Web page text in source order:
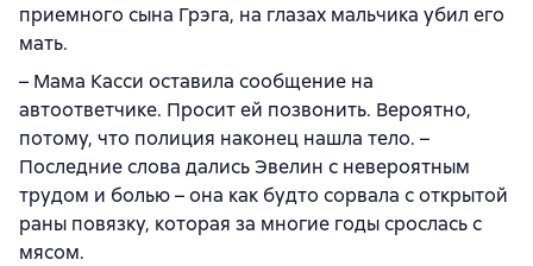
приемного сына Грэга, на глазах мальчика убил его
мать.
– Мама Касси оставила сообщение на
автоответчике. Просит ей позвонить. Вероятно,
потому, что полиция наконец нашла тело. –
Последние слова дались Эвелин с невероятным
трудом и болью – она как будто сорвала с открытой
раны повязку, которая за многие годы срослась с
мясом.